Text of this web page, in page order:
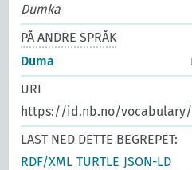
Dumka
PÅ ANDRE SPRÅK
Duma
URI
https://id.nb.no/vocabulary/
LAST NED DETTE BEGREPET:
RDF/XML TURTLE JSON-LD